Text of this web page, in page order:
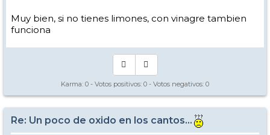
Muy bien, si no tienes limones, con vinagre tambien
funciona
Karma: 0 - Votos positivos: 0 - Votos negativos: 0
Re: Un poco de oxido en los cantos...